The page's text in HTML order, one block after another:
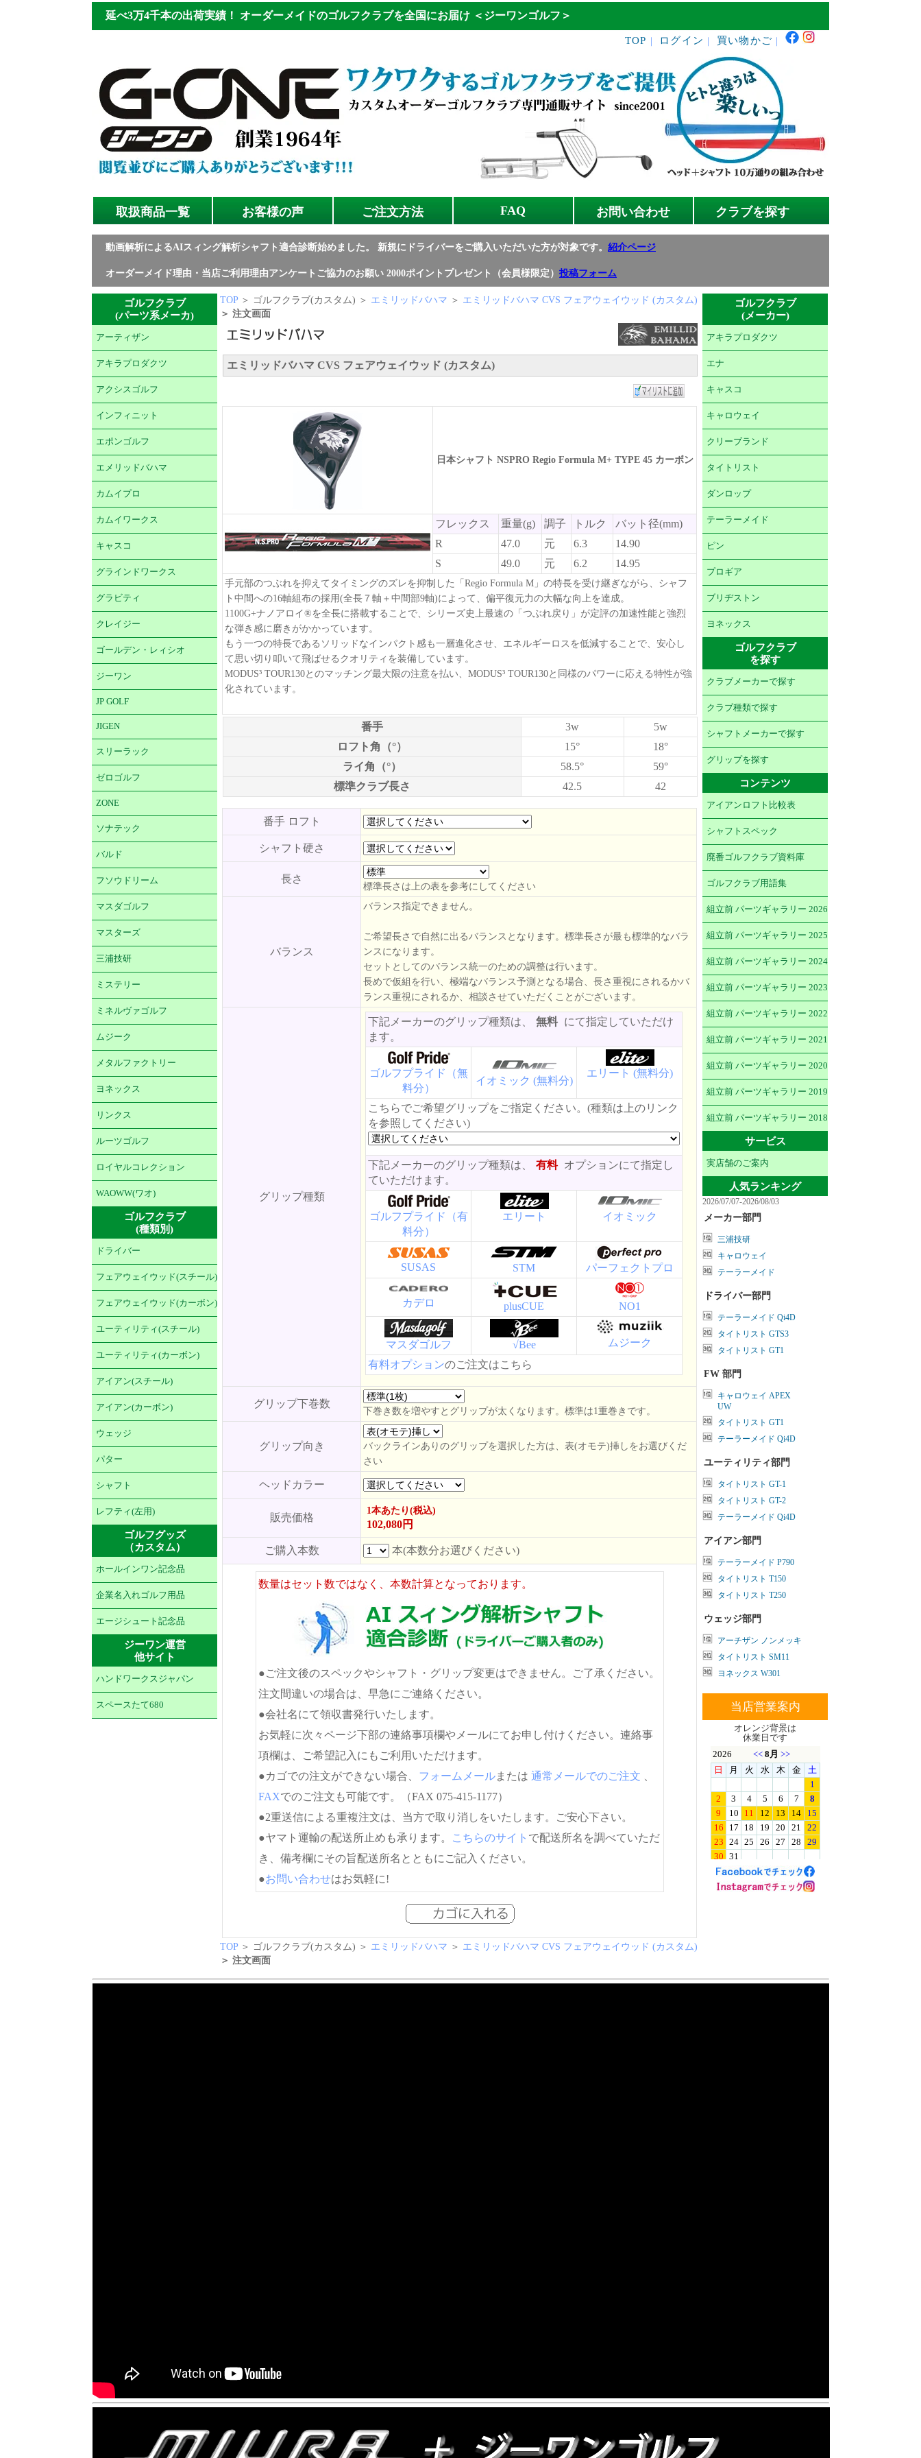
延べ3万4千本の出荷実績！ オーダーメイドのゴルフクラブを全国にお届け ＜ジーワンゴルフ＞
TOP ログイン 買い物かご
取扱商品一覧 お客様の声 ご注文方法 FAQ お問い合わせ クラブを探す
動画解析によるAIスィング解析シャフト適合診断始めました。 新規にドライバーをご購入いただいた方が対象です。 紹介ページ
オーダーメイド理由・当店ご利用理由アンケートご協力のお願い 2000ポイントプレゼント（会員様限定） 投稿フォーム
ゴルフクラブ
(パーツ系メーカ)
アーティザン
アキラプロダクツ
アクシスゴルフ
インフィニット
エポンゴルフ
エメリッドバハマ
カムイプロ
カムイワークス
キャスコ
グラインドワークス
グラビティ
クレイジー
ゴールデン・レィシオ
ジーワン
JP GOLF
JIGEN
スリーラック
ゼロゴルフ
ZONE
ソナテック
バルド
フソウドリーム
マスダゴルフ
マスターズ
三浦技研
ミステリー
ミネルヴァゴルフ
ムジーク
メタルファクトリー
ヨネックス
リンクス
ルーツゴルフ
ロイヤルコレクション
WAOWW(ワオ)
ゴルフクラブ
(種類別)
ドライバー
フェアウェイウッド(スチール)
フェアウェイウッド(カーボン)
ユーティリティ(スチール)
ユーティリティ(カーボン)
アイアン(スチール)
アイアン(カーボン)
ウェッジ
パター
シャフト
レフティ(左用)
ゴルフグッズ
（カスタム）
ホールインワン記念品
企業名入れゴルフ用品
エージシュート記念品
ジーワン運営
他サイト
ハンドワークスジャパン
スペースたて680
TOP ＞ ゴルフクラブ(カスタム) ＞ エミリッドバハマ ＞ エミリッドバハマ CVS フェアウェイウッド (カスタム)
＞ 注文画面
エミリッドバハマ CVS フェアウェイウッド (カスタム)
日本シャフト NSPRO Regio Formula M+ TYPE 45 カーボン
フレックス 重量(g) 調子 トルク
バット径(mm)
R
47.0 元 6.3
14.90
S
49.0 元 6.2 14.95
手元部のつぶれを抑えてタイミングのズレを抑制した「Regio Formula M」の特長を受け継ぎながら、シャフ
ト中間への16軸組布の採用(全長７軸＋中間部9軸)によって、偏平復元力の大幅な向上を達成。
1100G+ナノアロイ®を全長に搭載することで、シリーズ史上最速の「つぶれ戻り」が定評の加速性能と強烈
な弾き感に磨きがかかっています。
もう一つの特長であるソリッドなインパクト感も一層進化させ、エネルギーロスを低減することで、安心し
て思い切り叩いて飛ばせるクオリティを装備しています。
MODUS³ TOUR130とのマッチング最大限の注意を払い、MODUS³ TOUR130と同様のパワーに応える特性が強
化されています。
番手 3w
5w
ロフト角（°）
15°
18°
ライ角（°）
58.5°
59°
標準クラブ長さ
42.5 42
番手 ロフト
シャフト硬さ
長さ
標準長さは上の表を参考にしてください
バランス
バランス指定できません。
ご希望長さで自然に出るバランスとなります。標準長さが最も標準的なバラ
ンスになります。
セットとしてのバランス統一のための調整は行います。
長めで仮組を行い、極端なバランス予測となる場合、長さ重視にされるかバ
ランス重視にされるか、相談させていただくことがございます。
グリップ種類
下記メーカーのグリップ種類は、 無料 にて指定していただけ
ます。
ゴルフプライド（無
料分）
イオミック (無料分)
エリート (無料分)
こちらでご希望グリップをご指定ください。(種類は上のリンク
を参照してください)
下記メーカーのグリップ種類は、 有料 オプションにて指定し
ていただけます。
ゴルフプライド（有
料分）
エリート イオミック
SUSAS STM パーフェクトプロ
カデロ plusCUE NO1
マスダゴルフ √Bee
ムジーク
有料オプションのご注文はこちら
グリップ下巻数
下巻き数を増やすとグリップが太くなります。標準は1重巻きです。
グリップ向き
バックラインありのグリップを選択した方は、表(オモテ)挿しをお選びくだ
さい
ヘッドカラー
販売価格
1本あたり(税込)
102,080円
ご購入本数 本(本数分お選びください)
数量はセット数ではなく、本数計算となっております。
●ご注文後のスペックやシャフト・グリップ変更はできません。ご了承ください。
注文間違いの場合は、早急にご連絡ください。
●会社名にて領収書発行いたします。
お気軽に次々ページ下部の連絡事項欄やメールにてお申し付けください。連絡事
項欄は、ご希望記入にもご利用いただけます。
●カゴでの注文ができない場合、 フォームメールまたは 通常メールでのご注文
FAXでのご注文も可能です。（FAX 075-415-1177）
●2重送信による重複注文は、当方で取り消しをいたします。ご安心下さい。
●ヤマト運輸の配送所止めも承ります。
こちらのサイト で配送所名を調べていただ
き、備考欄にその旨配送所名とともにご記入ください。
●お問い合わせはお気軽に!
TOP ＞ ゴルフクラブ(カスタム) ＞ エミリッドバハマ ＞ エミリッドバハマ CVS フェアウェイウッド (カスタム)
＞ 注文画面
ゴルフクラブ
(メーカー)
アキラプロダクツ
エナ
キャスコ
キャロウェイ
クリーブランド
タイトリスト
ダンロップ
テーラーメイド
ピン
プロギア
ブリヂストン
ヨネックス
ゴルフクラブ
を探す
クラブメーカーで探す
クラブ種類で探す
シャフトメーカーで探す
グリップを探す
コンテンツ
アイアンロフト比較表
シャフトスペック
廃番ゴルフクラブ資料庫
ゴルフクラブ用語集
組立前 パーツギャラリー 2026
組立前 パーツギャラリー 2025
組立前 パーツギャラリー 2024
組立前 パーツギャラリー 2023
組立前 パーツギャラリー 2022
組立前 パーツギャラリー 2021
組立前 パーツギャラリー 2020
組立前 パーツギャラリー 2019
組立前 パーツギャラリー 2018
サービス
実店舗のご案内
人気ランキング
2026/07/07-2026/08/03
メーカー部門
三浦技研
キャロウェイ
テーラーメイド
ドライバー部門
テーラーメイド Qi4D
タイトリスト GTS3
タイトリスト GT1
FW 部門
キャロウェイ APEX
UW
タイトリスト GT1
テーラーメイド Qi4D
ユーティリティ部門
タイトリスト GT-1
タイトリスト GT-2
テーラーメイド Qi4D
アイアン部門
テーラーメイド P790
タイトリスト T150
タイトリスト T250
ウェッジ部門
アーチザン ノンメッキ
タイトリスト SM11
ヨネックス W301
当店営業案内
オレンジ背景は
休業日です